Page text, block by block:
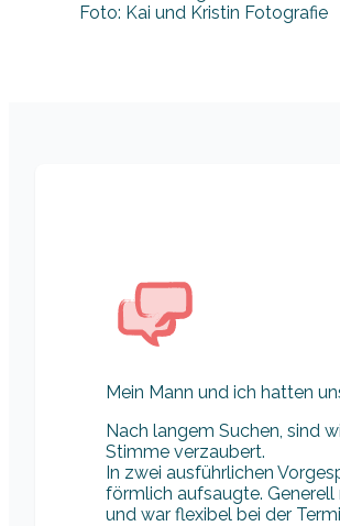
Foto: Kai und Kristin Fotografie
Mein Mann und ich hatten
Nach langem Suchen, sind
Stimme verzaubert.
In zwei ausführlichen
förmlich aufsaugte. Generell
und war flexibel bei der